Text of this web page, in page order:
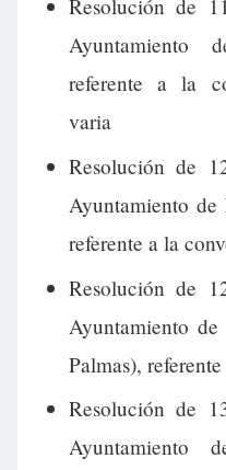
Resolución de
Ayuntamiento
referente a la
varia
Resolución de
Ayuntamiento
referente a la
Resolución de
Ayuntamiento
Palmas),
Resolución de
Ayuntamiento